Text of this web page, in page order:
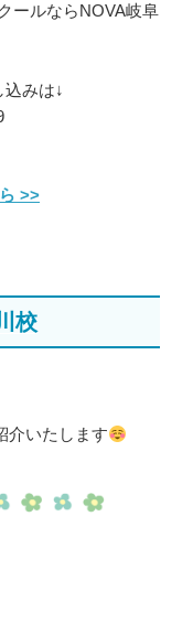
ールならNOVA岐阜
みは↓
>>
校
介いたします